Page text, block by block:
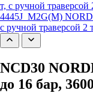
4445J_M2G(M)
с ручной траверсой
NCD30
до 16 бар,